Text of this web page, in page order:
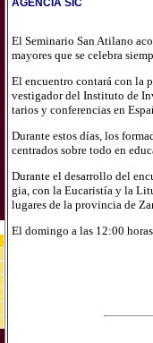
AGENCIA SIC
El Se­mi­na­rio San Ati­lano
ma­yo­res que se ce­le­bra
El en­cuen­tro con­ta­rá con la
ves­ti­ga­dor del Ins­ti­tu­to de
ta­rios y con­fe­ren­cias en
Du­ran­te es­tos días, los
cen­tra­dos so­bre todo en
Du­ran­te el desa­rro­llo del
gia, con la Eu­ca­ris­tía y la
lu­ga­res de la pro­vin­cia de
El do­min­go a las 12:00